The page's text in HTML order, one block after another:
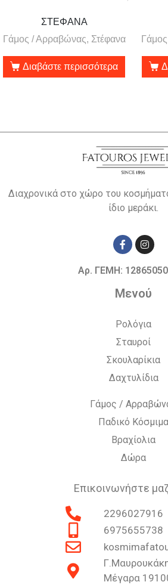
ΣΤΕΦΑΝΑ
Γάμος / Αρραβώνας, Στέφανα
Διαβάστε περισσότερα
Διαχρονικά στο χώρο του
ίδιο μεράκι.
Αρ. ΓΕΜΗ:
Μενού
Ρολόγια
Σταυροί
Σκουλαρίκια
Δαχτυλίδια
Γάμος /
Παδικό Κόσμιμα
Βραχίολια
Δώρα
Επικοινωνήστε
2296027916
6975655738
Μέγαρα